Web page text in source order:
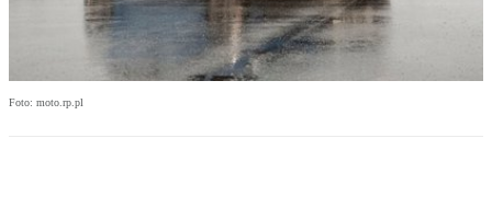
Foto: moto.rp.pl